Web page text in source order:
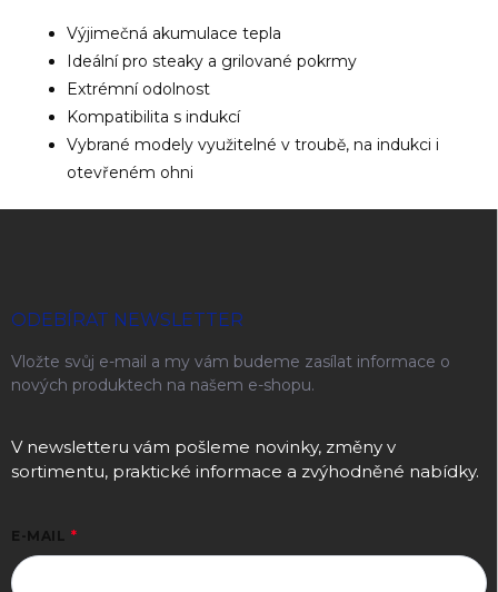
Výjimečná akumulace tepla
Ideální pro steaky a grilované pokrmy
Extrémní odolnost
Kompatibilita s indukcí
Vybrané modely využitelné v troubě, na indukci i
otevřeném ohni
ODEBÍRAT NEWSLETTER
Vložte svůj e-mail a my vám budeme zasílat informace o
nových produktech na našem e-shopu.
V newsletteru vám pošleme novinky, změny v
sortimentu, praktické informace a zvýhodněné nabídky.
E-MAIL